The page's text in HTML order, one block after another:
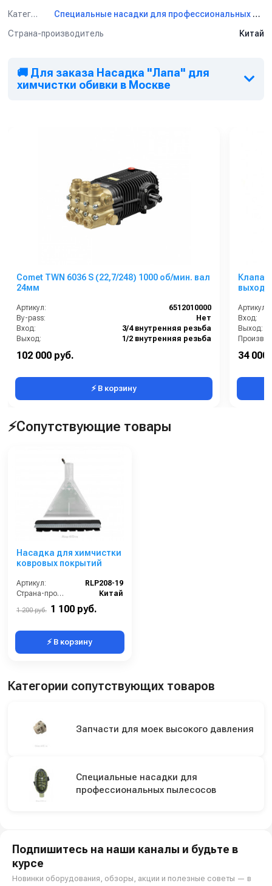
Категория
Специальные насадки для профессиональных пылесосов TOR
Страна-производитель
Китай
🚚 Для заказа Насадка "Лапа" для
химчистки обивки в Москве
Comet TWN 6036 S (22,7/248) 1000 об/мин. вал
24мм
Артикул:
6512010000
By-pass:
Нет
Вход:
3/4 внутренняя резьба
Выход:
1/2 внутренняя резьба
102 000 руб.
⚡ В корзину
Клапан
выход
Артикул:
Вход:
Выход:
Вес, кг:
34 000
⚡Сопутствующие товары
Насадка для химчистки
ковровых покрытий
Артикул:
RLP208-19
Страна-производитель:
Китай
1 200 руб. 1 100 руб.
⚡ В корзину
Категории сопутствующих товаров
Запчасти для моек высокого давления
Специальные насадки для
профессиональных пылесосов
Подпишитесь на наши каналы и будьте в
курсе
Новинки оборудования, обзоры, акции и полезные советы — в